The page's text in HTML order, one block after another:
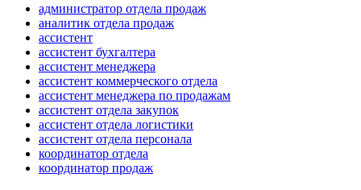
администратор отдела продаж
аналитик отдела продаж
ассистент
ассистент бухгалтера
ассистент менеджера
ассистент коммерческого отдела
ассистент менеджера по продажам
ассистент отдела закупок
ассистент отдела логистики
ассистент отдела персонала
координатор отдела
координатор продаж